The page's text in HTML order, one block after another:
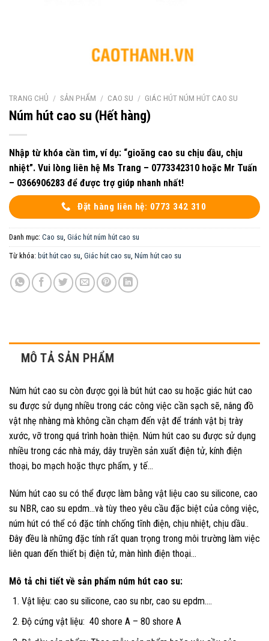
TRANG CHỦ / SẢN PHẨM / CAO SU / GIÁC HÚT NÚM HÚT CAO SU
Núm hút cao su (Hết hàng)
Nhập từ khóa cần tìm, ví dụ: “gioăng cao su chịu dầu, chịu
nhiệt”. Vui lòng liên hệ Ms Trang – 0773342310 hoặc Mr Tuấn
– 0366906283 để được trợ giúp nhanh nhất!
Đặt hàng liên hệ: 0773 342 310
Danh mục: Cao su, Giác hút núm hút cao su
Từ khóa: bút hút cao su, Giác hút cao su, Núm hút cao su
MÔ TẢ SẢN PHẨM
Núm hút cao su còn được gọi là bút hút cao su hoặc giác hút cao
su được sử dụng nhiều trong các công việc cần sạch sẽ, nâng đồ
vật nhẹ nhàng mà không cần chạm đến vật để tránh vật bị trày
xước, vỡ trong quá trình hoàn thiện. Núm hút cao su được sử dụng
nhiều trong các nhà máy, dây truyền sản xuất điện tử, kính điện
thoại, bo mạch hoặc thực phẩm, y tế…
Núm hút cao su có thể được làm bằng vật liệu cao su silicone, cao
su NBR, cao su epdm…và tùy theo yêu cầu đặc biệt của công việc,
núm hút có thể có đặc tính chống tĩnh điện, chịu nhiệt, chịu dầu..
Đây đều là những đặc tính rất quan trọng trong môi trường làm việc
liên quan đến thiết bị điện tử, màn hình điện thoại…
Mô tả chi tiết về sản phẩm núm hút cao su:
Vật liệu: cao su silicone, cao su nbr, cao su epdm….
Độ cứng vật liệu: 40 shore A – 80 shore A